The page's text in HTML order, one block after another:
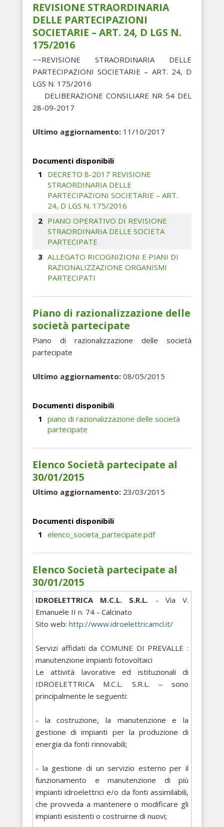
REVISIONE STRAORDINARIA
DELLE PARTECIPAZIONI
SOCIETARIE – ART. 24, D LGS N.
175/2016
~~REVISIONE STRAORDINARIA DELLE
PARTECIPAZIONI SOCIETARIE – ART. 24, D
LGS N. 175/2016
DELIBERAZIONE CONSILIARE NR 54 DEL
28-09-2017
Ultimo aggiornamento: 11/10/2017
Documenti disponibili
DECRETO 8-2017 REVISIONE
STRAORDINARIA DELLE
PARTECIPAZIONI SOCIETARIE – ART.
24, D LGS N. 175/2016
PIANO OPERATIVO DI REVISIONE
STRAORDINARIA DELLE SOCIETA
PARTECIPATE
ALLEGATO RICOGNIZIONI E PIANI DI
RAZIONALIZZAZIONE ORGANISMI
PARTECIPATI
Piano di razionalizzazione delle
società partecipate
Piano di razionalizzazione delle società
partecipate
Ultimo aggiornamento: 08/05/2015
Documenti disponibili
piano di razionalizzazione delle società
partecipate
Elenco Società partecipate al
30/01/2015
Ultimo aggiornamento: 23/03/2015
Documenti disponibili
elenco_societa_partecipate.pdf
Elenco Società partecipate al
30/01/2015
IDROELETTRICA M.C.L. S.R.L. - Via V.
Emanuele II n. 74 - Calcinato
Sito web: http://www.idroelettricamcl.it/
Servizi affidati da COMUNE DI PREVALLE :
manutenzione impianti fotovoltaici
Le attività lavorative ed istituzionali di
IDROELETTRICA M.C.L. S.R.L. – sono
principalmente le seguenti:
- la costruzione, la manutenzione e la
gestione di impianti per la produzione di
energia da fonti rinnovabili;
- la gestione di un servizio esterno per il
funzionamento e manutenzione di più
impianti idroelettrici e/o da fonti assimilabili,
che provveda a mantenere o modificare gli
impianti esistenti o costruirne di nuovi;